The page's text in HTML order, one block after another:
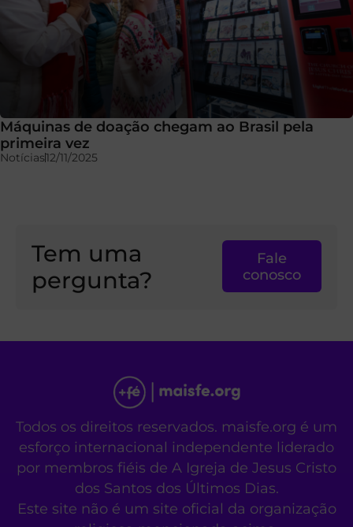
Máquinas de doação chegam ao Brasil pela
primeira vez
Notícias12/11/2025
Tem uma
pergunta?
Fale
conosco
Todos os direitos reservados. maisfe.org é um
esforço internacional independente liderado
por membros fiéis de A Igreja de Jesus Cristo
dos Santos dos Últimos Dias.
Este site não é um site oficial da organização